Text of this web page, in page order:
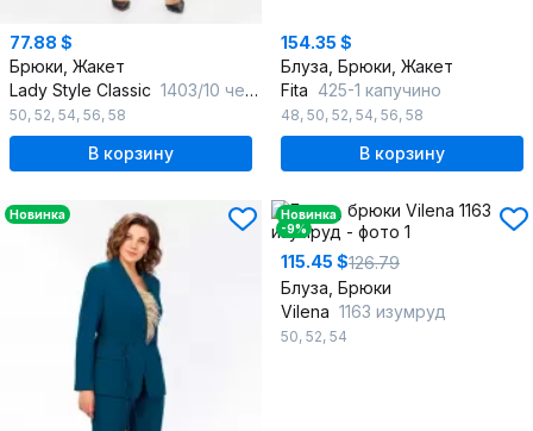
77.88 $
Брюки, Жакет
Lady Style Classic 1403/10 черный_с_фиолетовым
50, 52, 54, 56, 58
В корзину
154.35 $
Блуза, Брюки, Жакет
Fita 425-1 капучино
48, 50, 52, 54, 56, 58
В корзину
Новинка
Новинка
-9%
115.45 $126.79
Блуза, Брюки
Vilena 1163 изумруд
50, 52, 54